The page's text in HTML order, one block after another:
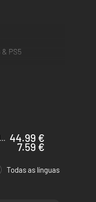
PS5
- PC & Xbox Series X|S (Microsoft Store) 44.99 €
7.59 €
Todas as línguas